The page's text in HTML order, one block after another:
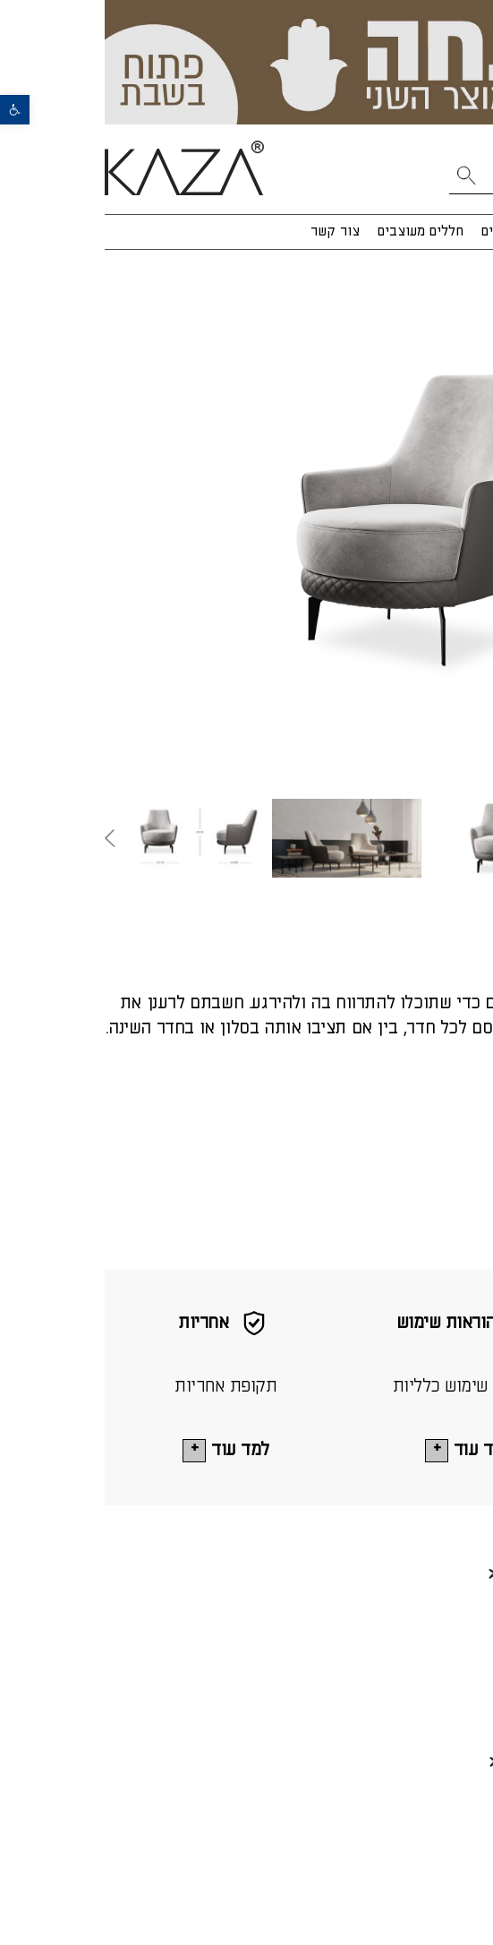
פתח סרגל נגישות
חללים מעוצבים צור קשר
כדי שתוכלו להתרווח בה ולהירגע. חשבתם לרענן את
לכל חדר, בין אם תציבו אותה בסלון או בחדר השינה.
אחריות
תקופת אחריות
למד עוד
שימוש
שימוש כלליות
עוד